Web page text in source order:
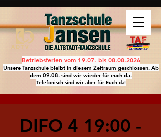
Betriebsferien vom 19.07. bis 08.08.2026
Unsere Tanzschule bleibt in diesem Zeitraum geschlossen. Ab
dem 09.08. sind wir wieder für euch da.
Telefonisch sind wir aber für Euch da!
DIFO 4 19:00 -